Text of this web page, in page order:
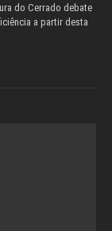
do Cerrado debate
a partir desta